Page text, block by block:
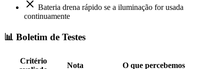
Bateria drena rápido se a iluminação for usada
continuamente
📊 Boletim de Testes
Critério
Nota O que percebemos